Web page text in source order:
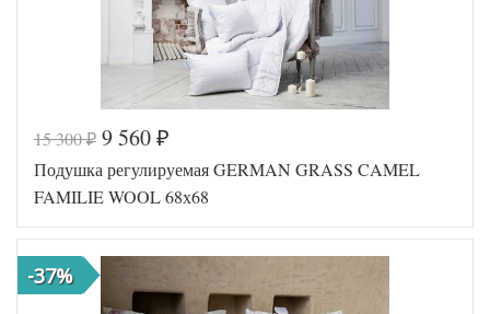
Код товара
577-327
Артикул
GG-99509
0
Производитель
German
Grass
15 300₽ 9 560 ₽
Подушка регулируемая GERMAN GRASS CAMEL
FAMILIE WOOL 68х68
-37%